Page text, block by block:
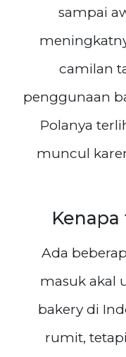
sampai
camilan
penggunaan
Polanya
muncul
Ada
masuk akal
bakery di
rumit,